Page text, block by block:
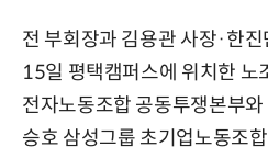
전 부회장과 김용관 사장·한
15일 평택캠퍼스에 위치한 노
전자노동조합 공동투쟁본부와
승호 삼성그룹 초기업노동조